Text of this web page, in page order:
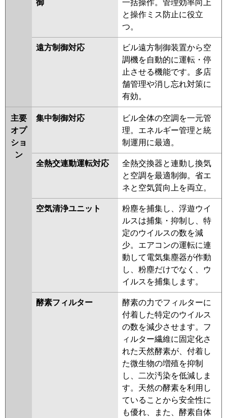
FDTV1405HA5S
PA-P140U7KNBX
P140U7HNBX PA-P140U7KB PA-
P140U7KNB PA-P140U7HB PA-
P140U7HNB PA-P140U7K PA-
P140U7KN PA-P140U7H PA-
P140U7HN PA-P140U6KB PA-
P140U6KNB PA-P140U6CB
P140U6CNB PA-P140U6HB
PA-
P140U6HNB
PA-P140U6K PA-
P140U6KN PA-P140U6H
PA-
P140U6HN
御
一括操作。管理効率向上
と操作ミス防止に役立
つ。
遠方制御対応
ビル遠方制御装置から空
調機を自動的に運転・停
止させる機能です。多店
舗管理や消し忘れ対策に
有効。
主要
オプ
ショ
ン
集中制御対応
ビル全体の空調を一元管
理。エネルギー管理と統
制運用に最適。
全熱交連動運転対応
全熱交換器と連動し換気
と空調を最適制御。省エ
ネと空気質向上を両立。
空気清浄ユニット
粉塵を捕集し、浮遊ウイ
ルスは捕集・抑制し、特
定のウイルスの数を減
少。エアコンの運転に連
動して電気集塵器が作動
し、粉塵だけでなく、ウ
イルスを捕集します。
酵素フィルター
酵素の力でフィルターに
付着した特定のウイルス
の数を減少させます。フ
ィルター繊維に固定化さ
れた天然酵素が、付着し
た微生物の増殖を抑制
し、二次汚染を低減しま
す。天然の酵素を利用し
ていることから安全性に
も優れ、また、酵素自体